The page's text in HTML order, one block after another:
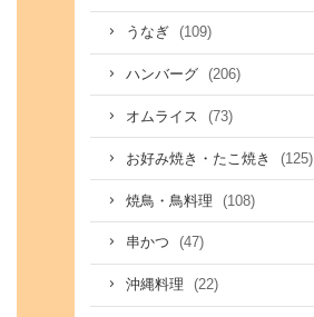
うなぎ (109)
ハンバーグ (206)
オムライス (73)
お好み焼き・たこ焼き (125)
焼鳥・鳥料理 (108)
串かつ (47)
沖縄料理 (22)